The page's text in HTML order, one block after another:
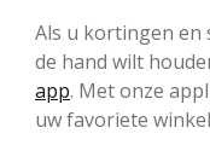
Als u kortingen en
de hand wilt
app. Met onze
uw favoriete